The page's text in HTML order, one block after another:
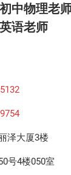
中物理老
语老师
泽大厦3楼
号4楼050室